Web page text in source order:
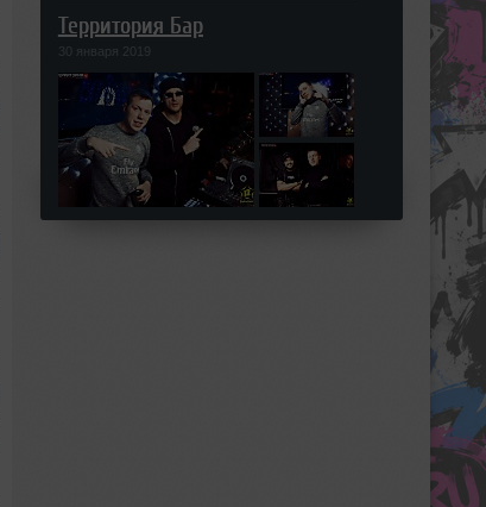
Территория Бар
30 января 2019